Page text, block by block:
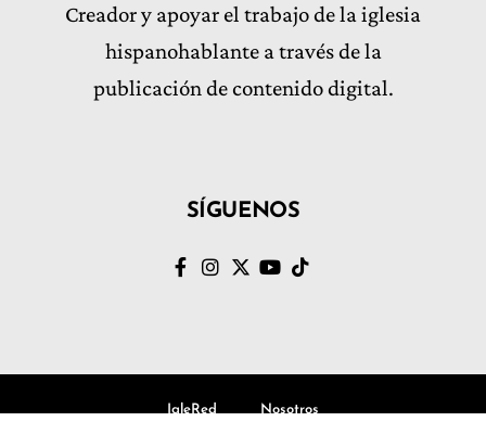
Creador y apoyar el trabajo de la iglesia
hispanohablante a través de la
publicación de contenido digital.
SÍGUENOS
IgleRed Nosotros